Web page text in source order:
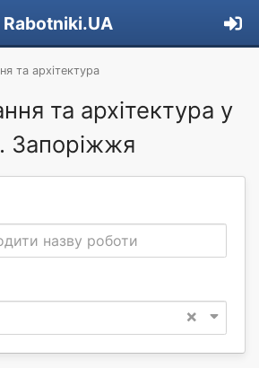
Rabotniki.UA
та архітектура
та архітектура у
Запоріжжя
назву роботи
×